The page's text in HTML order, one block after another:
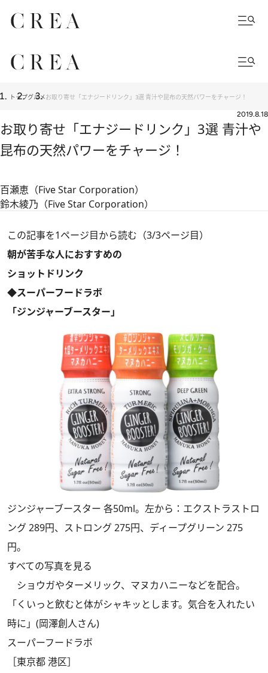
トップグルメお取り寄せ「エナジードリンク」3選 青汁や昆布の天然パワーをチャージ！
2019.8.18
お取り寄せ「エナジードリンク」3選 青汁や
昆布の天然パワーをチャージ！
百瀬恵（Five Star Corporation）
鈴木綾乃（Five Star Corporation）
この記事を1ページ目から読む（3/3ページ目）
朝が苦手な人におすすめの
ショットドリンク
◆スーパーフードラボ
「ジンジャーブースター」
ジンジャーブースター 各50ml。左から：エクストラストロ
ング 289円、ストロング 275円、ディープグリーン 275
円。
すべての写真を見る
ショウガやターメリック、マヌカハニーなどを配合。
「くいっと飲むと体がシャキッとします。気合を入れたい
時に」(岡澤創人さん)
スーパーフードラボ
［東京都 港区］